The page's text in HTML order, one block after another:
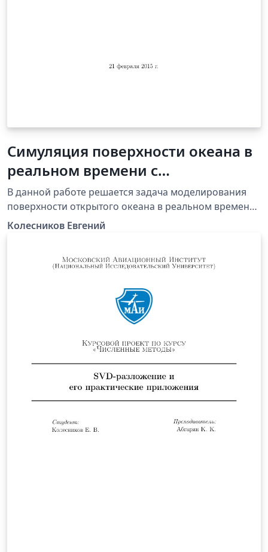
Симуляция поверхности океана в
реальном времени с
использованием GPU
В данной работе решается задача моделирования
поверхности открытого океана в реальном времени
с использованием GPU для вычисления поля высот.
Колесников Евгений